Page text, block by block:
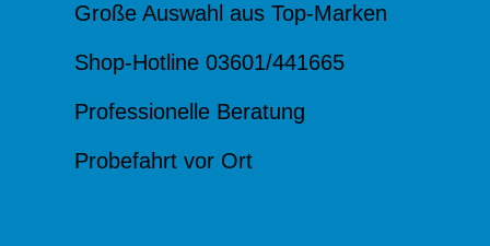
Große Auswahl aus Top-Marken
Shop-Hotline 03601/441665
Professionelle Beratung
Probefahrt vor Ort